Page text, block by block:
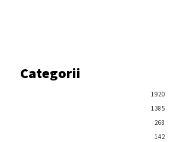
Categorii
1920
1385
268
142